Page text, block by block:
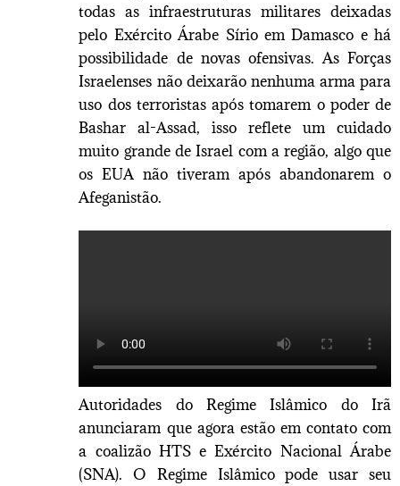
todas as infraestruturas militares deixadas
pelo Exército Árabe Sírio em Damasco e há
possibilidade de novas ofensivas. As Forças
Israelenses não deixarão nenhuma arma para
uso dos terroristas após tomarem o poder de
Bashar al-Assad, isso reflete um cuidado
muito grande de Israel com a região, algo que
os EUA não tiveram após abandonarem o
Afeganistão.
Autoridades do Regime Islâmico do Irã
anunciaram que agora estão em contato com
a coalizão HTS e Exército Nacional Árabe
(SNA). O Regime Islâmico pode usar seu